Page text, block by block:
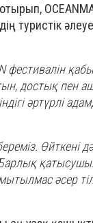
туристік
фестивалін
достық пен
әртүрлі
Өйткені
әсер